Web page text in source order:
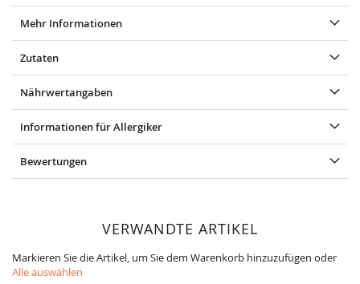
Mehr Informationen
Zutaten
Nährwertangaben
Informationen für Allergiker
Bewertungen
VERWANDTE ARTIKEL
Markieren Sie die Artikel, um Sie dem Warenkorb hinzuzufügen oder
Alle auswählen